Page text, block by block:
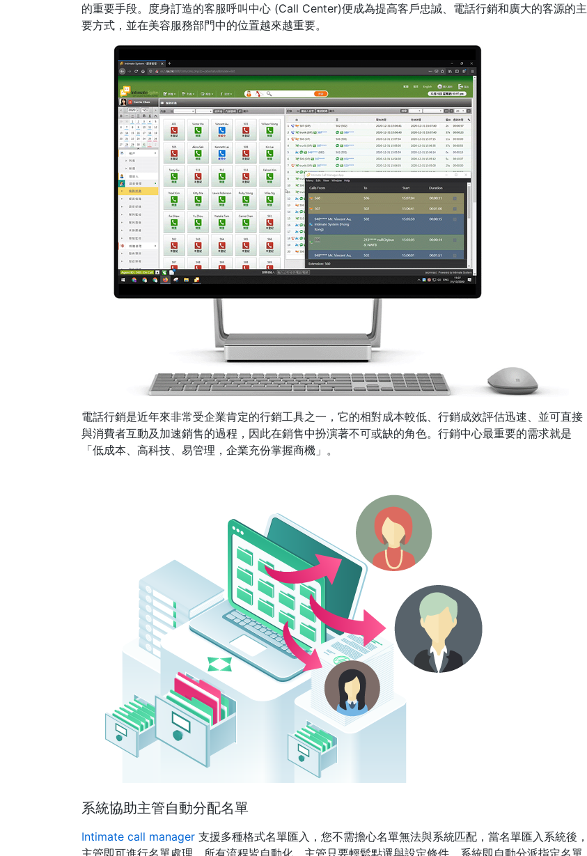
的重要手段。度身訂造的客服呼叫中心 (Call Center)便成為提高客戶忠誠、電話行銷和廣大的客源的主
要方式，並在美容服務部門中的位置越來越重要。
電話行銷是近年來非常受企業肯定的行銷工具之一，它的相對成本較低、行銷成效評估迅速、並可直接
與消費者互動及加速銷售的過程，因此在銷售中扮演著不可或缺的角色。行銷中心最重要的需求就是
「低成本、高科技、易管理，企業充份掌握商機」。
系統協助主管自動分配名單
Intimate call manager 支援多種格式名單匯入，您不需擔心名單無法與系統匹配，當名單匯入系統後，